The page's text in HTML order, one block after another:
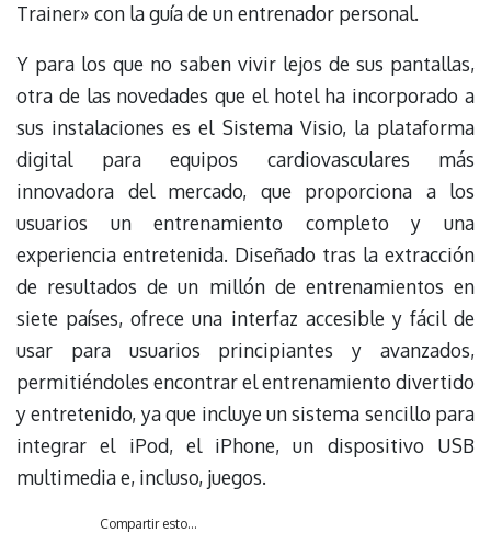
Trainer» con la guía de un entrenador personal.
Y para los que no saben vivir lejos de sus pantallas,
otra de las novedades que el hotel ha incorporado a
sus instalaciones es el Sistema Visio, la plataforma
digital para equipos cardiovasculares más
innovadora del mercado, que proporciona a los
usuarios un entrenamiento completo y una
experiencia entretenida. Diseñado tras la extracción
de resultados de un millón de entrenamientos en
siete países, ofrece una interfaz accesible y fácil de
usar para usuarios principiantes y avanzados,
permitiéndoles encontrar el entrenamiento divertido
y entretenido, ya que incluye un sistema sencillo para
integrar el iPod, el iPhone, un dispositivo USB
multimedia e, incluso, juegos.
Compartir esto...